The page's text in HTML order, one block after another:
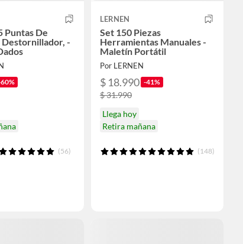
Puntas De
Destornillador, -
(56)
LERNEN
Set 150 Piezas
Herramientas Manuales -
Maletín Portátil
Por LERNEN
$ 18.990 -41%
$ 31.990
Llega hoy
Retira mañana
(148)